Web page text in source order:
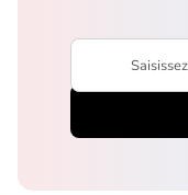
Saisissez votre